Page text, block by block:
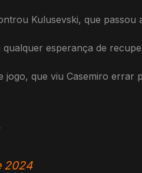
Kulusevski, que passou
esperança de
que viu Casemiro errar
2024